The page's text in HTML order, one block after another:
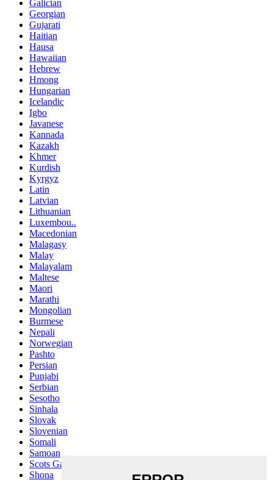
Galician
Georgian
Gujarati
Haitian
Hausa
Hawaiian
Hebrew
Hmong
Hungarian
Icelandic
Igbo
Javanese
Kannada
Kazakh
Khmer
Kurdish
Kyrgyz
Latin
Latvian
Lithuanian
Luxembou..
Macedonian
Malagasy
Malay
Malayalam
Maltese
Maori
Marathi
Mongolian
Burmese
Nepali
Norwegian
Pashto
Persian
Punjabi
Serbian
Sesotho
Sinhala
Slovak
Slovenian
Somali
Samoan
Scots Gaelic
Shona